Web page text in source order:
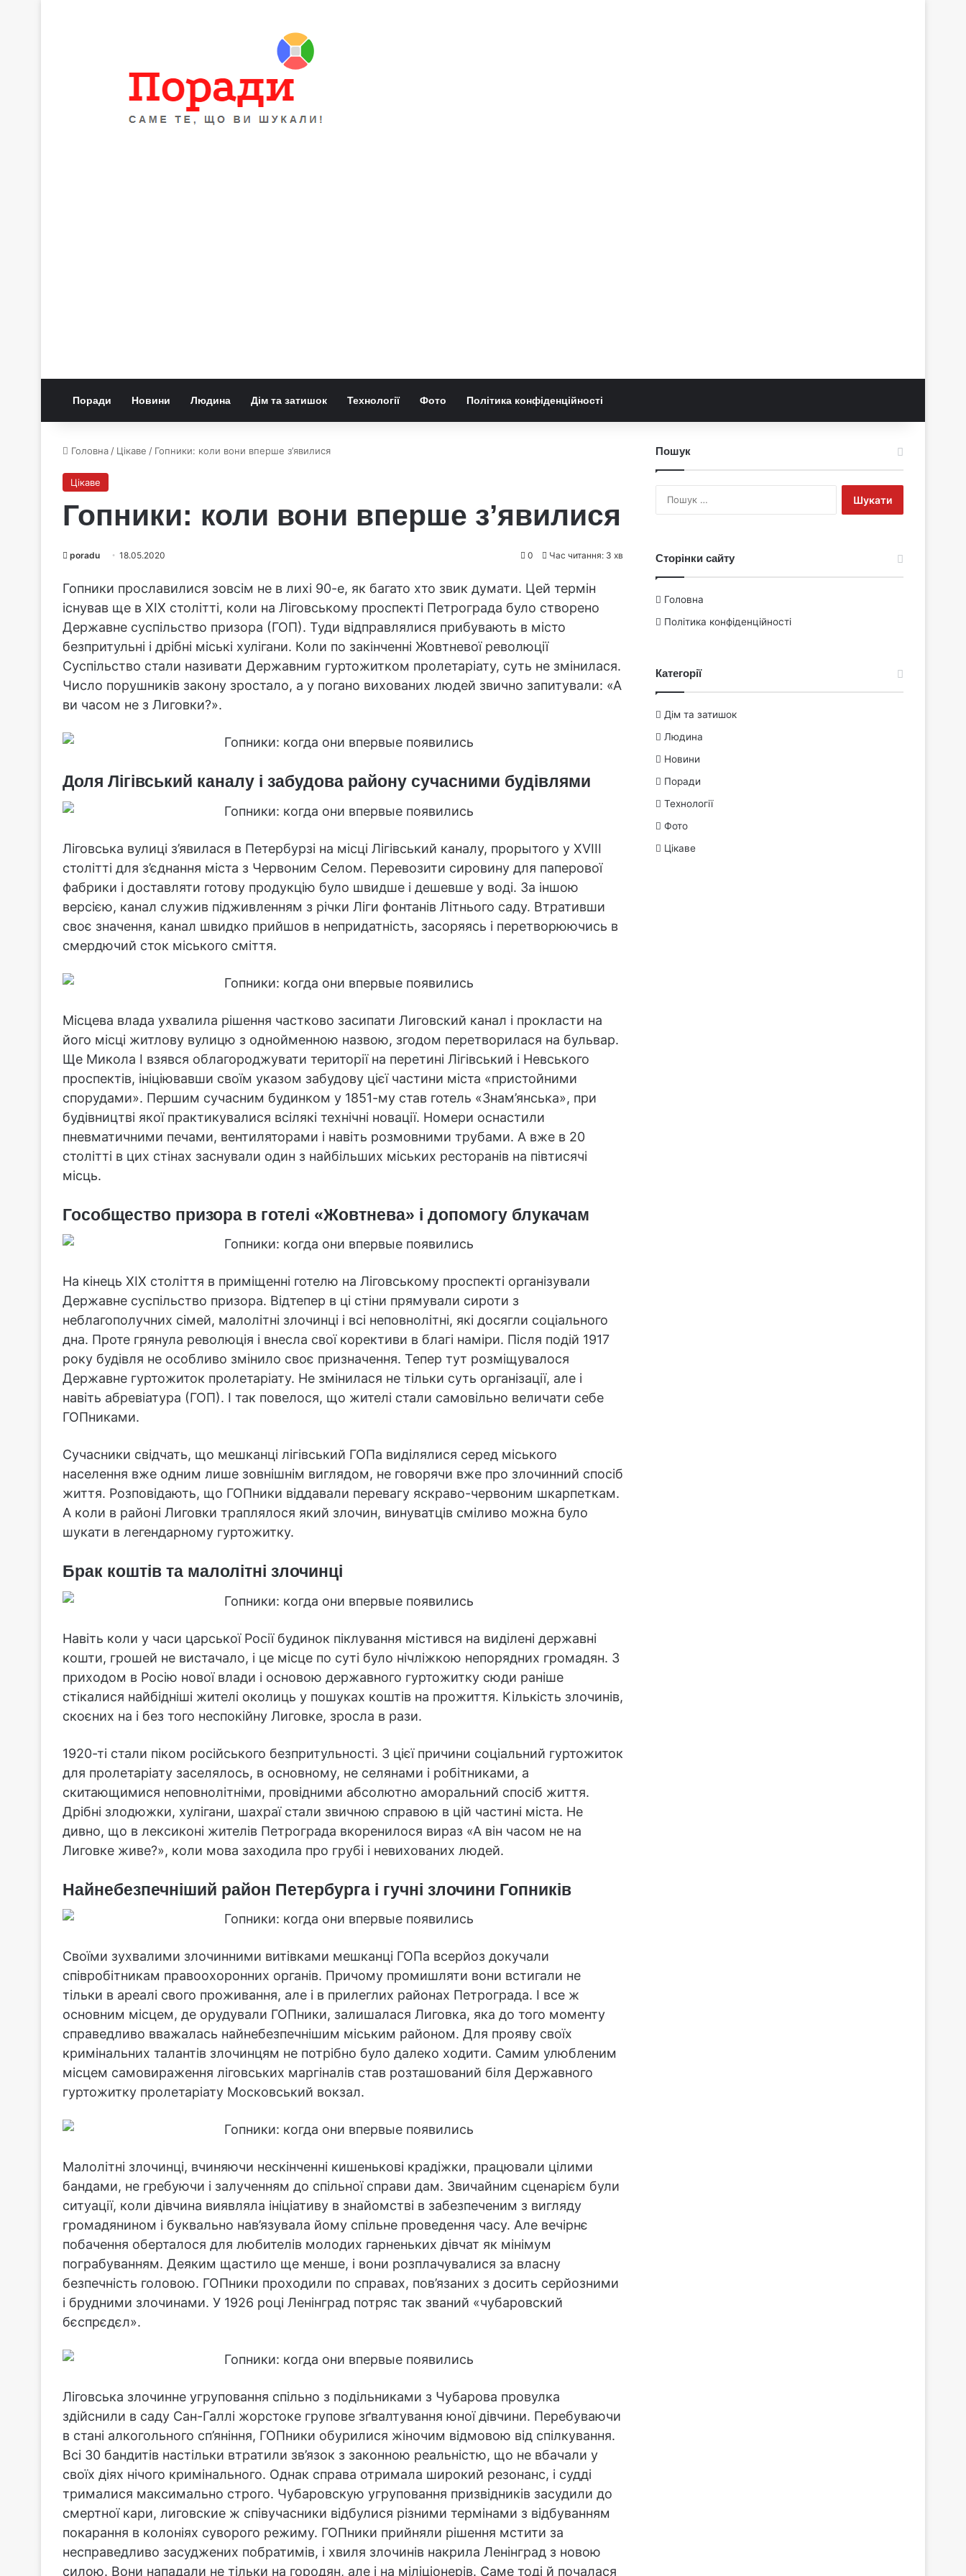
Поради Новини Людина Дім та затишок Технології Фото Політика конфіденційності
Головна / Цікаве / Гопники: коли вони вперше з’явилися
Цікаве
Гопники: коли вони вперше з’явилися
poradu 18.05.2020 0 Час читання: 3 хв
Гопники прославилися зовсім не в лихі 90-е, як багато хто звик думати. Цей термін
існував ще в XIX столітті, коли на Ліговському проспекті Петрограда було створено
Державне суспільство призора (ГОП). Туди відправлялися прибувають в місто
безпритульні і дрібні міські хулігани. Коли по закінченні Жовтневої революції
Суспільство стали називати Державним гуртожитком пролетаріату, суть не змінилася.
Число порушників закону зростало, а у погано вихованих людей звично запитували: «А
ви часом не з Лиговки?».
Доля Лігівський каналу і забудова району сучасними будівлями
Ліговська вулиці з’явилася в Петербурзі на місці Лігівський каналу, прорытого у XVIII
столітті для з’єднання міста з Червоним Селом. Перевозити сировину для паперової
фабрики і доставляти готову продукцію було швидше і дешевше у воді. За іншою
версією, канал служив підживленням з річки Ліги фонтанів Літнього саду. Втративши
своє значення, канал швидко прийшов в непридатність, засоряясь і перетворюючись в
смердючий сток міського сміття.
Місцева влада ухвалила рішення частково засипати Лиговский канал і прокласти на
його місці житлову вулицю з однойменною назвою, згодом перетворилася на бульвар.
Ще Микола I взявся облагороджувати території на перетині Лігівський і Невського
проспектів, ініціювавши своїм указом забудову цієї частини міста «пристойними
спорудами». Першим сучасним будинком у 1851-му став готель «Знам’янська», при
будівництві якої практикувалися всілякі технічні новації. Номери оснастили
пневматичними печами, вентиляторами і навіть розмовними трубами. А вже в 20
столітті в цих стінах заснували один з найбільших міських ресторанів на півтисячі
місць.
Гособщество призора в готелі «Жовтнева» і допомогу блукачам
На кінець XIX століття в приміщенні готелю на Ліговському проспекті організували
Державне суспільство призора. Відтепер в ці стіни прямували сироти з
неблагополучних сімей, малолітні злочинці і всі неповнолітні, які досягли соціального
дна. Проте грянула революція і внесла свої корективи в благі наміри. Після подій 1917
року будівля не особливо змінило своє призначення. Тепер тут розміщувалося
Державне гуртожиток пролетаріату. Не змінилася не тільки суть організації, але і
навіть абревіатура (ГОП). І так повелося, що жителі стали самовільно величати себе
ГОПниками.
Сучасники свідчать, що мешканці лігівський ГОПа виділялися серед міського
населення вже одним лише зовнішнім виглядом, не говорячи вже про злочинний спосіб
життя. Розповідають, що ГОПники віддавали перевагу яскраво-червоним шкарпеткам.
А коли в районі Лиговки траплялося який злочин, винуватців сміливо можна було
шукати в легендарному гуртожитку.
Брак коштів та малолітні злочинці
Навіть коли у часи царської Росії будинок піклування містився на виділені державні
кошти, грошей не вистачало, і це місце по суті було нічліжкою непорядних громадян. З
приходом в Росію нової влади і основою державного гуртожитку сюди раніше
стікалися найбідніші жителі околиць у пошуках коштів на прожиття. Кількість злочинів,
скоєних на і без того неспокійну Лиговке, зросла в рази.
1920-ті стали піком російського безпритульності. З цієї причини соціальний гуртожиток
для пролетаріату заселялось, в основному, не селянами і робітниками, а
скитающимися неповнолітніми, провідними абсолютно аморальний спосіб життя.
Дрібні злодюжки, хулігани, шахраї стали звичною справою в цій частині міста. Не
дивно, що в лексиконі жителів Петрограда вкоренилося вираз «А він часом не на
Лиговке живе?», коли мова заходила про грубі і невихованих людей.
Найнебезпечніший район Петербурга і гучні злочини Гопників
Своїми зухвалими злочинними витівками мешканці ГОПа всерйоз докучали
співробітникам правоохоронних органів. Причому промишляти вони встигали не
тільки в ареалі свого проживання, але і в прилеглих районах Петрограда. І все ж
основним місцем, де орудували ГОПники, залишалася Лиговка, яка до того моменту
справедливо вважалась найнебезпечнішим міським районом. Для прояву своїх
кримінальних талантів злочинцям не потрібно було далеко ходити. Самим улюбленим
місцем самовираження ліговських маргіналів став розташований біля Державного
гуртожитку пролетаріату Московський вокзал.
Малолітні злочинці, вчиняючи нескінченні кишенькові крадіжки, працювали цілими
бандами, не гребуючи і залученням до спільної справи дам. Звичайним сценарієм були
ситуації, коли дівчина виявляла ініціативу в знайомстві в забезпеченим з вигляду
громадянином і буквально нав’язувала йому спільне проведення часу. Але вечірнє
побачення оберталося для любителів молодих гарненьких дівчат як мінімум
пограбуванням. Деяким щастило ще менше, і вони розплачувалися за власну
безпечність головою. ГОПники проходили по справах, пов’язаних з досить серйозними
і брудними злочинами. У 1926 році Ленінград потряс так званий «чубаровский
бєспрєдєл».
Ліговська злочинне угруповання спільно з подільниками з Чубарова провулка
здійснили в саду Сан-Галлі жорстоке групове зґвалтування юної дівчини. Перебуваючи
в стані алкогольного сп’яніння, ГОПники обурилися жіночим відмовою від спілкування.
Всі 30 бандитів настільки втратили зв’язок з законною реальністю, що не вбачали у
своїх діях нічого кримінального. Однак справа отримала широкий резонанс, і судді
трималися максимально строго. Чубаровскую угруповання призвідників засудили до
смертної кари, лиговские ж співучасники відбулися різними термінами з відбуванням
покарання в колоніях суворого режиму. ГОПники прийняли рішення мстити за
несправедливо засуджених побратимів, і хвиля злочинів накрила Ленінград з новою
силою. Вони нападали не тільки на городян, але і на міліціонерів. Саме тоді й почалася
Пошук
Сторінки сайту
Головна
Політика конфіденційності
Категорії
Дім та затишок
Людина
Новини
Поради
Технології
Фото
Цікаве